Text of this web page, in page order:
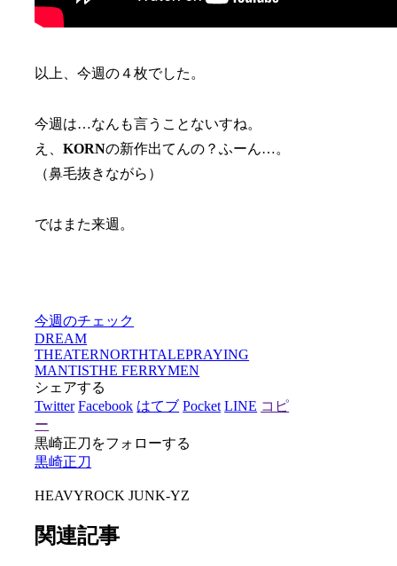
以上、今週の４枚でした。
今週は…なんも言うことないすね。
え、KORNの新作出てんの？ふーん…。
（鼻毛抜きながら）
ではまた来週。
今週のチェック
DREAM
THEATERNORTHTALEPRAYING
MANTISTHE FERRYMEN
シェアする
Twitter Facebook はてブ Pocket LINE コピ
ー
黒崎正刀をフォローする
黒崎正刀
HEAVYROCK JUNK-YZ
関連記事